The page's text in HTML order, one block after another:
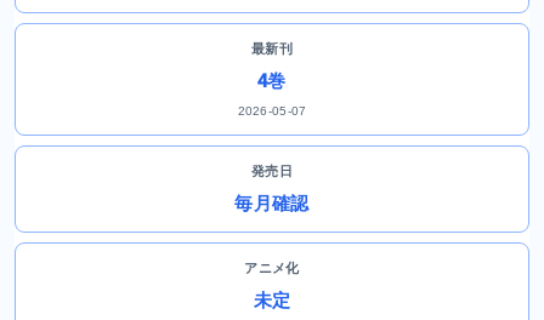
最新刊
4巻
2026-05-07
発売日
毎月確認
アニメ化
未定